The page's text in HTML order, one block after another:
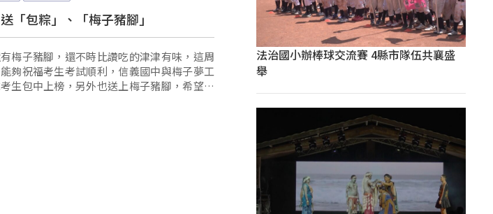
「包粽」、「梅子豬腳」
梅子豬腳，還不時比讚吃的津津有味，這周
夠祝福考生考試順利，信義國中與梅子夢工
生包中上榜，另外也送上梅子豬腳，希望學
法治國小辦棒球交流賽 4縣市隊伍共襄盛
舉